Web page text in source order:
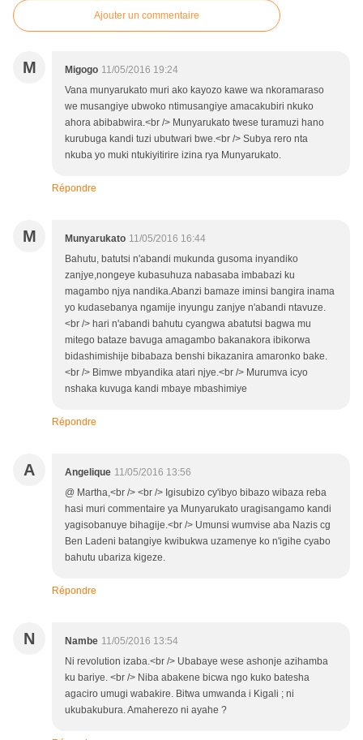
Ajouter un commentaire
M Migogo 11/05/2016 19:24
Vana munyarukato muri ako kayozo kawe wa nkoramaraso
we musangiye ubwoko ntimusangiye amacakubiri nkuko
ahora abibabwira.<br /> Munyarukato twese turamuzi hano
kurubuga kandi tuzi ubutwari bwe.<br /> Subya rero nta
nkuba yo muki ntukiyitirire izina rya Munyarukato.
Répondre
M Munyarukato 11/05/2016 16:44
Bahutu, batutsi n'abandi mukunda gusoma inyandiko
zanjye,nongeye kubasuhuza nabasaba imbabazi ku
magambo njya nandika.Abanzi bamaze iminsi bangira inama
yo kudasebanya ngamije inyungu zanjye n'abandi ntavuze.
<br /> hari n'abandi bahutu cyangwa abatutsi bagwa mu
mitego bataze bavuga amagambo bakanakora ibikorwa
bidashimishije bibabaza benshi bikazanira amaronko bake.
<br /> Bimwe mbyandika atari njye.<br /> Murumva icyo
nshaka kuvuga kandi mbaye mbashimiye
Répondre
A Angelique 11/05/2016 13:56
@ Martha,<br /> <br /> Igisubizo cy'ibyo bibazo wibaza reba
hasi muri commentaire ya Munyarukato uragisangamo kandi
yagisobanuye bihagije.<br /> Umunsi wumvise aba Nazis cg
Ben Ladeni batangiye kwibukwa uzamenye ko n'igihe cyabo
bahutu ubariza kigeze.
Répondre
N Nambe 11/05/2016 13:54
Ni revolution izaba.<br /> Ubabaye wese ashonje azihamba
ku bariye. <br /> Niba abakene bicwa ngo kuko batesha
agaciro umugi wabakire. Bitwa umwanda i Kigali ; ni
ukubakubura. Amaherezo ni ayahe ?